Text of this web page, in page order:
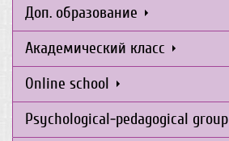
Доп. образование
Академический класс
Online school
Psychological-pedagogical group